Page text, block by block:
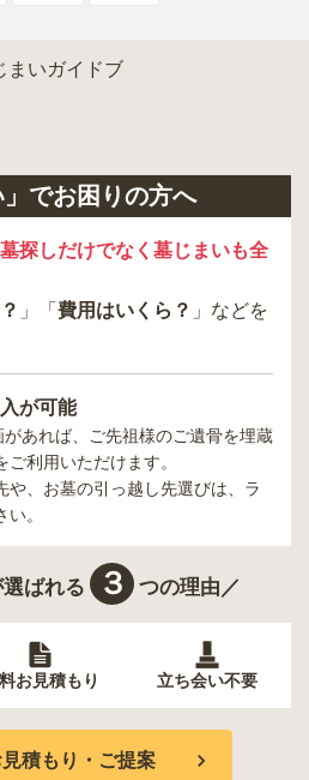
」でお困りの方へ
探しだけでなく墓じまいも全
」「 費用はいくら？ 」などを
が可能
があれば、ご先祖様のご遺骨を埋蔵
利用いただけます。
や、お墓の引っ越し先選びは、ラ
。
ばれる ３ つの理由／
お見積もり 立ち会い不要
積もり・ご提案